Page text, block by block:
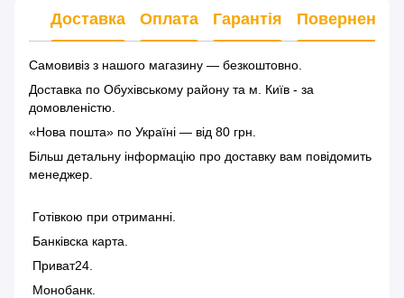
Доставка Оплата Гарантія Повернення
Самовивіз з нашого магазину — безкоштовно.
Доставка по Обухівському району та м. Київ - за
домовленістю.
«Нова пошта» по Україні — від 80 грн.
Більш детальну інформацію про доставку вам повідомить
менеджер.
Готівкою при отриманні.
Банківска карта.
Приват24.
Монобанк.